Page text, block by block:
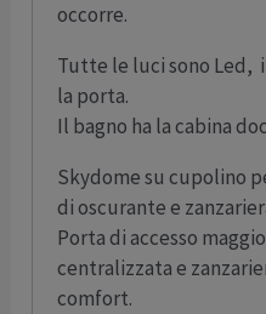
occorre.
Tutte le luci sono Led,
la porta.
Il bagno ha la cabina
Skydome su cupolino
di oscurante e
Porta di accesso
centralizzata e
comfort.